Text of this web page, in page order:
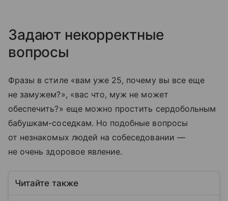
Задают некорректные
вопросы
Фразы в стиле «вам уже 25, почему вы все еще
не замужем?», «вас что, муж не может
обеспечить?» еще можно простить сердобольным
бабушкам-соседкам. Но подобные вопросы
от незнакомых людей на собеседовании —
не очень здоровое явление.
Читайте также